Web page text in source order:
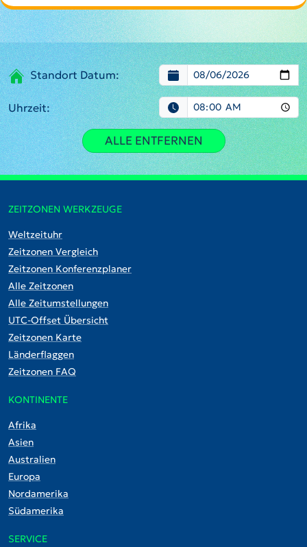
Standort Datum:
Uhrzeit:
ALLE ENTFERNEN
ZEITZONEN WERKZEUGE
Weltzeituhr
Zeitzonen Vergleich
Zeitzonen Konferenzplaner
Alle Zeitzonen
Alle Zeitumstellungen
UTC-Offset Übersicht
Zeitzonen Karte
Länderflaggen
Zeitzonen FAQ
KONTINENTE
Afrika
Asien
Australien
Europa
Nordamerika
Südamerika
SERVICE